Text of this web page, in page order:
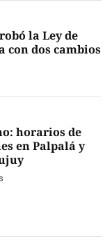
la Ley de
con dos cambios
horarios de
en Palpalá y